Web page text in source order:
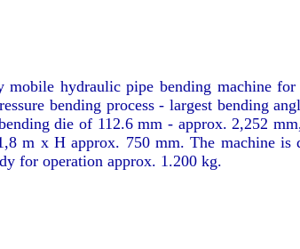
mobile hydraulic pipe bending machine
bending process - largest bending
die of 112.6 mm - approx. 2,252
m x H approx. 750 mm. The machine
for operation approx. 1.200 kg.